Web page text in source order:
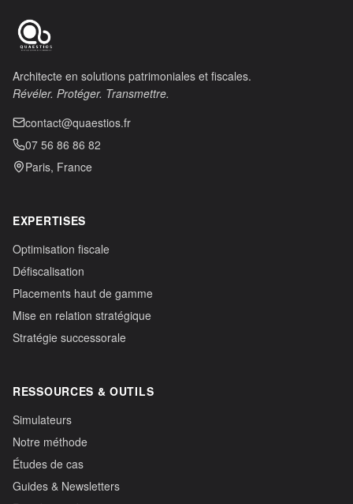
Architecte en solutions patrimoniales et fiscales.
Révéler. Protéger. Transmettre.
contact@quaestios.fr
07 56 86 86 82
Paris, France
EXPERTISES
Optimisation fiscale
Défiscalisation
Placements haut de gamme
Mise en relation stratégique
Stratégie successorale
RESSOURCES & OUTILS
Simulateurs
Notre méthode
Études de cas
Guides & Newsletters